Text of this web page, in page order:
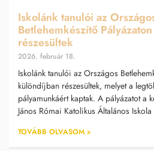
Iskolánk tanulói az
Betlehemkészítő
részesültek
2026. február 18.
Iskolánk tanulói az Országos
különdíjban részesültek, melyet a
pályamunkáért kaptak. A pályázatot a
János Római Katolikus Általános
TOVÁBB OLVASOM »